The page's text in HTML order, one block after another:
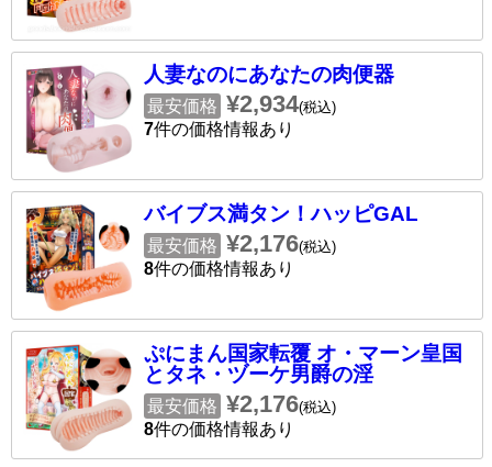
人妻なのにあなたの肉便器
最安価格 ¥2,934(税込)
7件の価格情報あり
バイブス満タン！ハッピGAL
最安価格 ¥2,176(税込)
8件の価格情報あり
ぷにまん国家転覆 オ・マーン皇国
とタネ・ヅーケ男爵の淫
最安価格 ¥2,176(税込)
8件の価格情報あり